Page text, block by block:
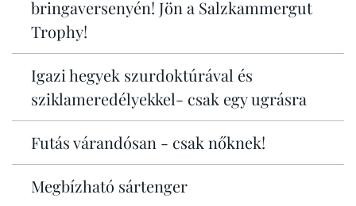
bringaversenyén! Jön a Salzkammergut
Trophy!
Igazi hegyek szurdoktúrával és
sziklameredélyekkel- csak egy ugrásra
Futás várandósan - csak nőknek!
Megbízható sártenger